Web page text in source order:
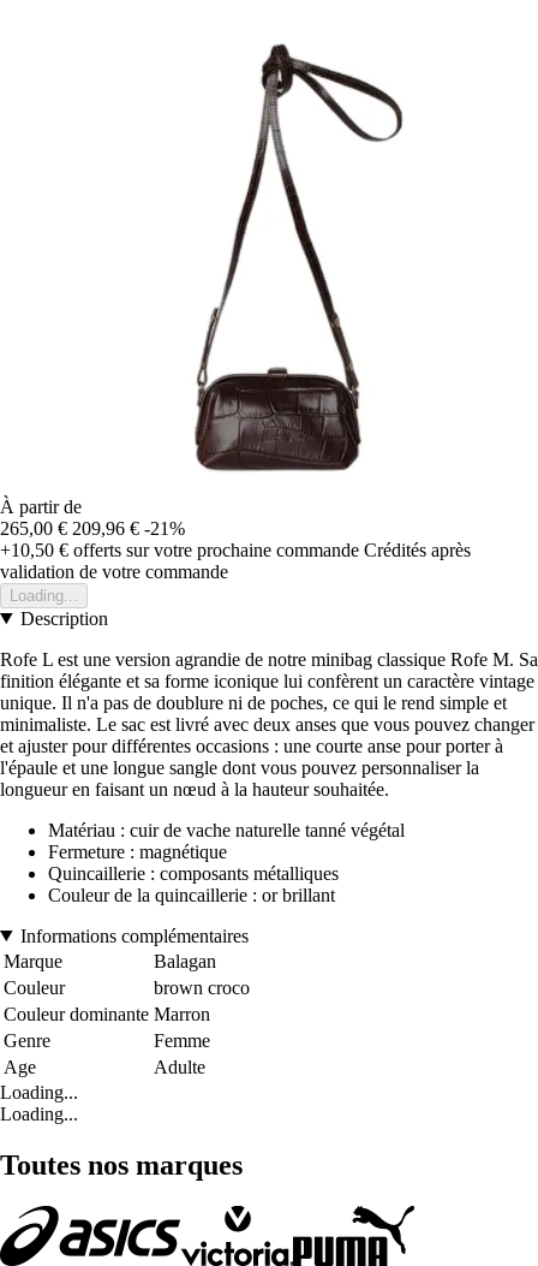
À partir de
265,00 € 209,96 € -21%
+10,50 € offerts sur votre prochaine commande Crédités après
validation de votre commande
Loading...
Description
Rofe L est une version agrandie de notre minibag classique Rofe M. Sa
finition élégante et sa forme iconique lui confèrent un caractère vintage
unique. Il n'a pas de doublure ni de poches, ce qui le rend simple et
minimaliste. Le sac est livré avec deux anses que vous pouvez changer
et ajuster pour différentes occasions : une courte anse pour porter à
l'épaule et une longue sangle dont vous pouvez personnaliser la
longueur en faisant un nœud à la hauteur souhaitée.
Matériau : cuir de vache naturelle tanné végétal
Fermeture : magnétique
Quincaillerie : composants métalliques
Couleur de la quincaillerie : or brillant
Informations complémentaires
Marque
Balagan
Couleur
brown croco
Couleur dominante Marron
Genre
Femme
Age
Adulte
Loading...
Loading...
Toutes nos marques